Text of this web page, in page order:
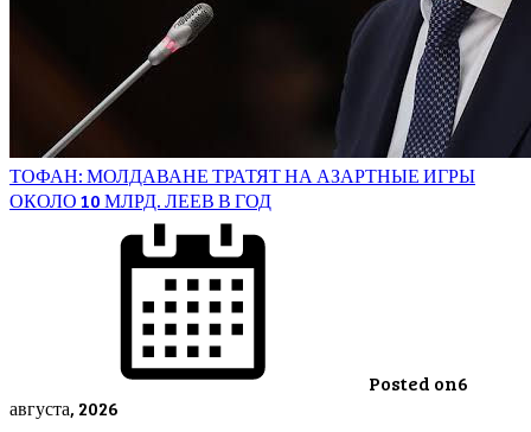
ТОФАН: МОЛДАВАНЕ ТРАТЯТ НА АЗАРТНЫЕ ИГРЫ
ОКОЛО 10 МЛРД. ЛЕЕВ В ГОД
Posted on6
августа, 2026